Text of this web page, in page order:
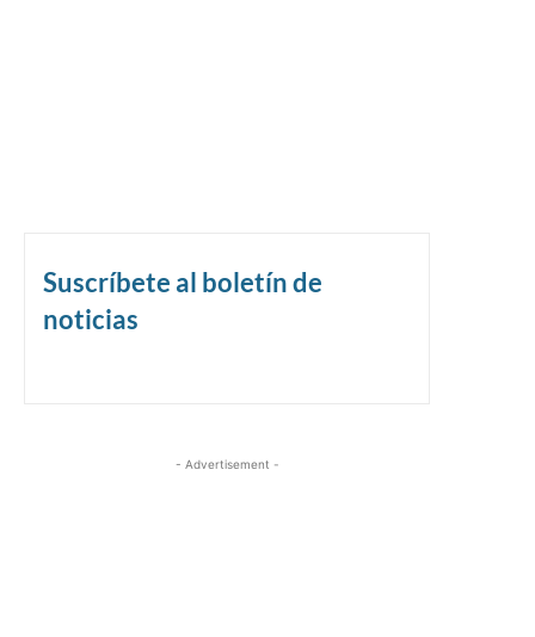
Suscríbete al boletín de
noticias
- Advertisement -